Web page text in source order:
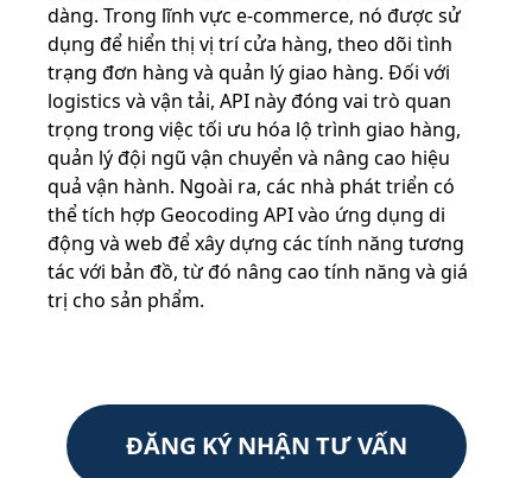
dàng. Trong lĩnh vực e-commerce, nó được sử
dụng để hiển thị vị trí cửa hàng, theo dõi tình
trạng đơn hàng và quản lý giao hàng. Đối với
logistics và vận tải, API này đóng vai trò quan
trọng trong việc tối ưu hóa lộ trình giao hàng,
quản lý đội ngũ vận chuyển và nâng cao hiệu
quả vận hành. Ngoài ra, các nhà phát triển có
thể tích hợp Geocoding API vào ứng dụng di
động và web để xây dựng các tính năng tương
tác với bản đồ, từ đó nâng cao tính năng và giá
trị cho sản phẩm.
ĐĂNG KÝ NHẬN TƯ VẤN